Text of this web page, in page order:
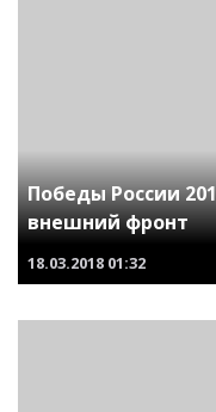
Победы России
внешний фронт
18.03.2018 01:32